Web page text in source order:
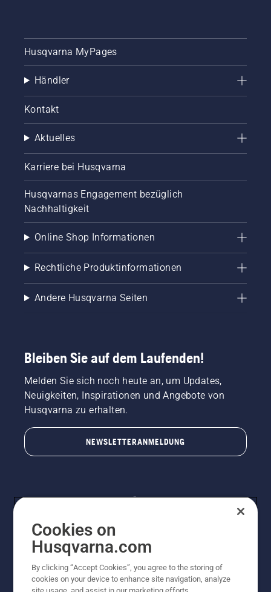
Husqvarna MyPages
Händler
Kontakt
Aktuelles
Karriere bei Husqvarna
Husqvarnas Engagement bezüglich
Nachhaltigkeit
Online Shop Informationen
Rechtliche Produktinformationen
Andere Husqvarna Seiten
Bleiben Sie auf dem Laufenden!
Melden Sie sich noch heute an, um Updates,
Neuigkeiten, Inspirationen und Angebote von
Husqvarna zu erhalten.
NEWSLETTERANMELDUNG
© Husqvarna AB (publ). Alle Rechte vorbehalten.
Preisänderungen, Irrtümer, Text- und Satzfehler sind
Cookies on
Husqvarna.com
By clicking “Accept Cookies”, you agree to the storing of
cookies on your device to enhance site navigation, analyze